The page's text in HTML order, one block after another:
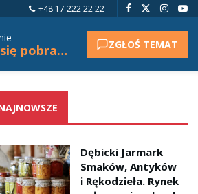
+48 17 222 22 22
Nie udało się pobrać tytułu. ZGŁOŚ TEMAT
Dębicki Jarmark
Smaków, Antyków
i Rękodzieła. Rynek